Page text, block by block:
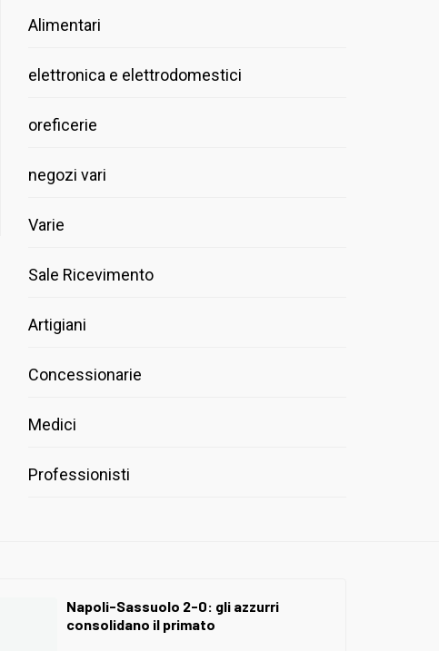
Alimentari
elettronica e elettrodomestici
oreficerie
negozi vari
Varie
Sale Ricevimento
Artigiani
Concessionarie
Medici
Professionisti
Napoli-Sassuolo 2-0: gli azzurri
consolidano il primato